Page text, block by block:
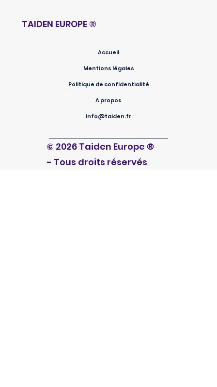
TAIDEN EUROPE ®
Accueil
Mentions légales
Politique de confidentialité
A propos
info@taiden.fr
© 2026 Taiden Europe®
- Tous droits réservés